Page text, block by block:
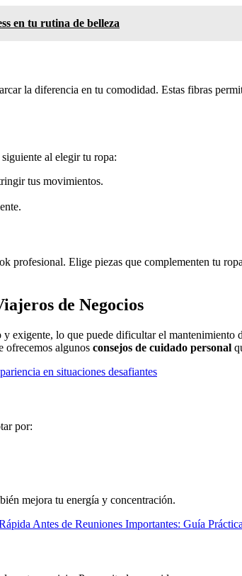
en tu rutina de belleza
la diferencia en tu comodidad. Estas fibras
al elegir tu ropa:
tus movimientos.
profesional. Elige piezas que complementen tu
de Negocios
exigente, lo que puede dificultar el
ofrecemos algunos consejos de cuidado personal
en situaciones desafiantes
por:
mejora tu energía y concentración.
Antes de Reuniones Importantes: Guía Práctica